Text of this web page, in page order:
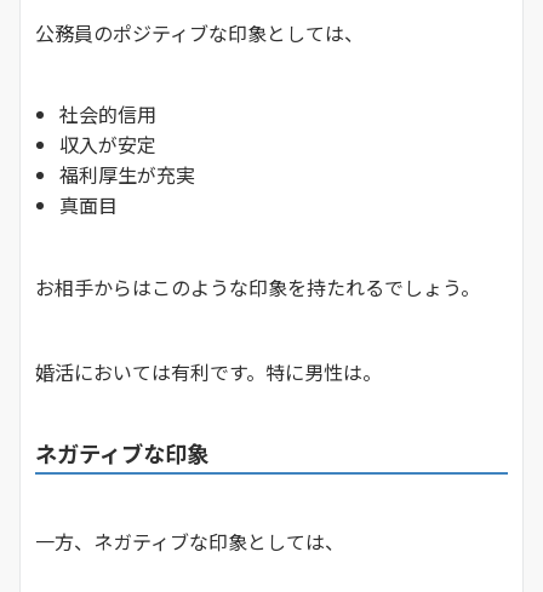
公務員のポジティブな印象としては、
社会的信用
収入が安定
福利厚生が充実
真面目
お相手からはこのような印象を持たれるでしょう。
婚活においては有利です。特に男性は。
ネガティブな印象
一方、ネガティブな印象としては、